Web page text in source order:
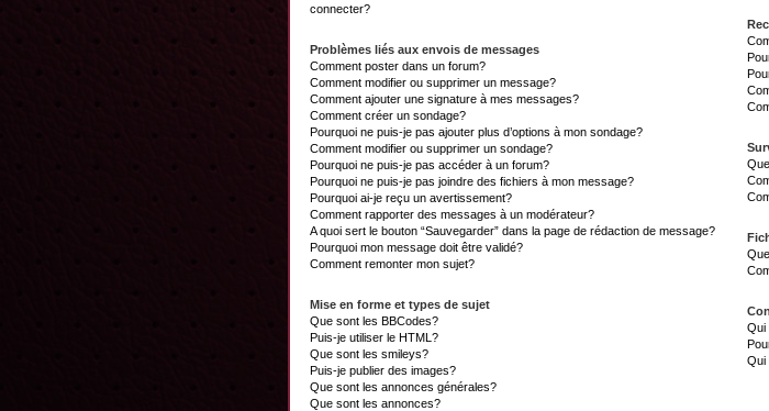
connecter?
Problèmes liés aux envois de messages
Comment poster dans un forum?
Comment modifier ou supprimer un message?
Comment ajouter une signature à mes messages?
Comment créer un sondage?
Pourquoi ne puis-je pas ajouter plus d’options à mon sondage?
Comment modifier ou supprimer un sondage?
Pourquoi ne puis-je pas accéder à un forum?
Pourquoi ne puis-je pas joindre des fichiers à mon message?
Pourquoi ai-je reçu un avertissement?
Comment rapporter des messages à un modérateur?
A quoi sert le bouton “Sauvegarder” dans la page de rédaction de message?
Pourquoi mon message doit être validé?
Comment remonter mon sujet?
Mise en forme et types de sujet
Que sont les BBCodes?
Puis-je utiliser le HTML?
Que sont les smileys?
Puis-je publier des images?
Que sont les annonces générales?
Que sont les annonces?
Qui
Qui